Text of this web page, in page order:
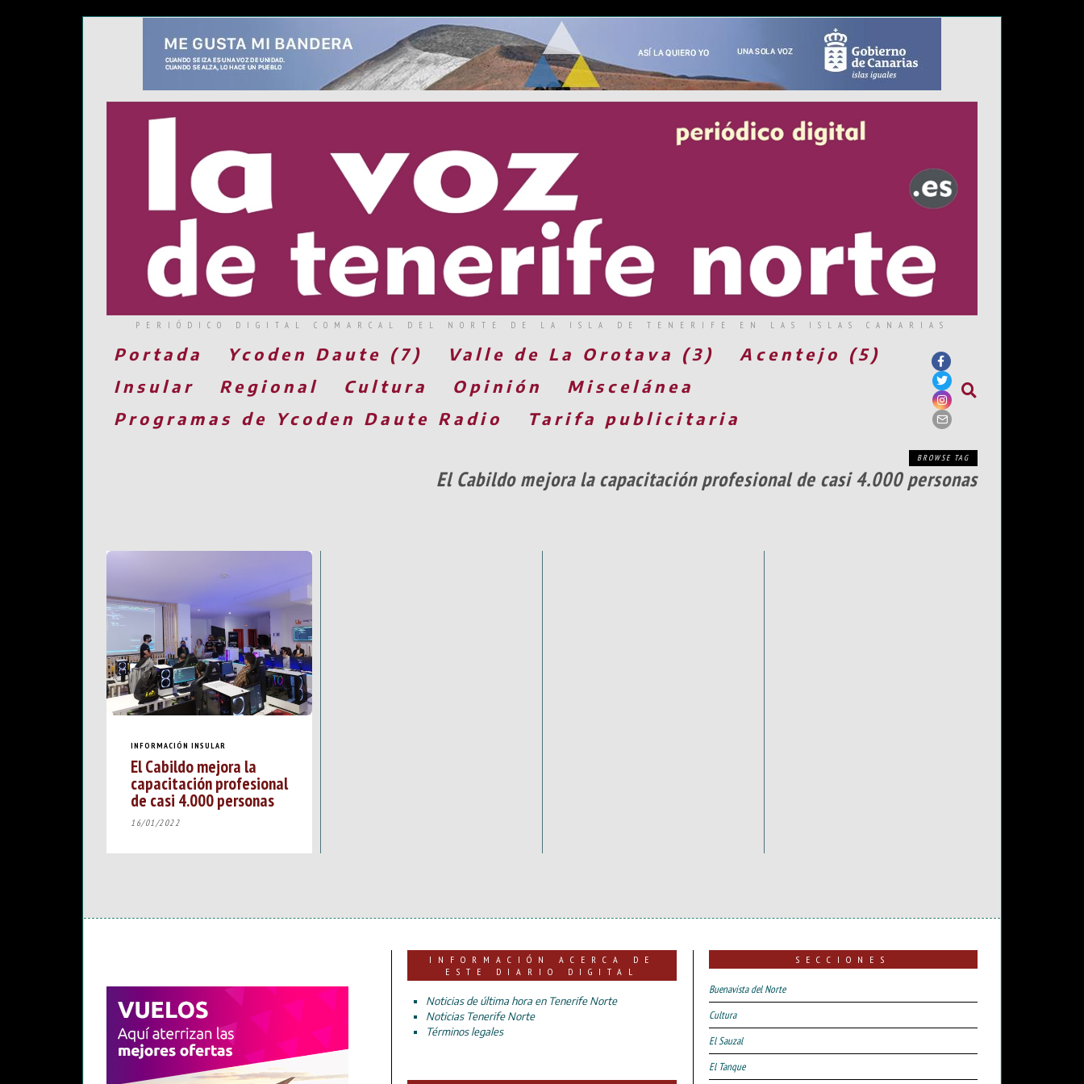
PERIÓDICO DIGITAL COMARCAL DEL NORTE DE LA ISLA DE TENERIFE EN LAS ISLAS CANARIAS
Portada Ycoden Daute (7) Valle de La Orotava (3)
Acentejo (5)
Insular
Regional Cultura Opinión
Miscelánea
Programas de Ycoden Daute Radio
Tarifa publicitaria
BROWSE TAG
El Cabildo mejora la capacitación profesional de casi 4.000 personas
INFORMACIÓN INSULAR
El Cabildo mejora la
capacitación profesional
de casi 4.000 personas
16/01/2022
INFORMACIÓN ACERCA DE
ESTE DIARIO DIGITAL
Noticias de última hora en Tenerife Norte
Noticias Tenerife Norte
Términos legales
SECCIONES
Buenavista del Norte
Cultura
El Sauzal
El Tanque